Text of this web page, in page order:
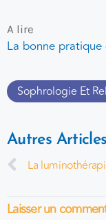
A lire
La bonne pratique
Sophrologie Et
Autres
La
Laisser un